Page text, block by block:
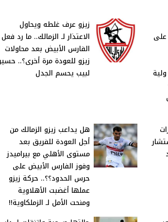
على
زيزو عرف غلطه ويحاول
الاعتذار لـ الزمالك.. ما رد فعل
الفارس الأبيض بعد محاولات
زيزو للعودة مرة أخرى؟..
لبيب يحسم الجدل
هل يداعب زيزو الزمالك من
أجل العودة للفريق بعد
مستوى الأهلي مع بيراميدز
وفوز الفارس الأبيض على
حرس الحدود؟؟.. حركة زيزو
عملها أغضبت الأهلاوية
ومنحت الأمل لـ الزملكاوية!!